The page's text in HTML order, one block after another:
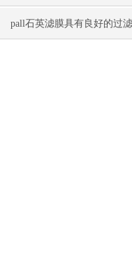
pall石英滤膜具有良好的过